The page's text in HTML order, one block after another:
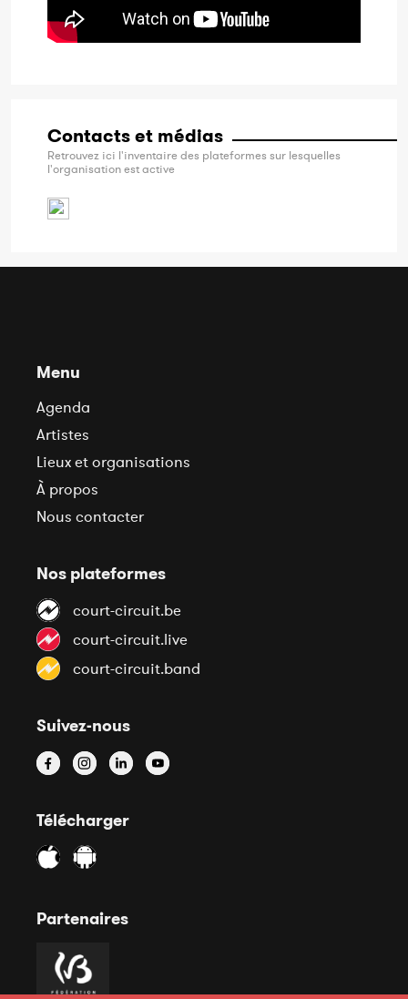
Contacts et médias
Retrouvez ici l'inventaire des plateformes sur lesquelles
l'organisation est active
Menu
Agenda
Artistes
Lieux et organisations
À propos
Nous contacter
Nos plateformes
court-circuit.be
court-circuit.live
court-circuit.band
Suivez-nous
Télécharger
Partenaires